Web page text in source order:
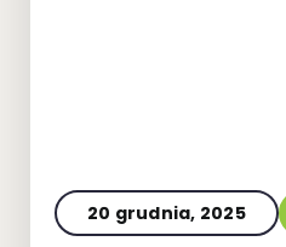
20 grudnia, 2025